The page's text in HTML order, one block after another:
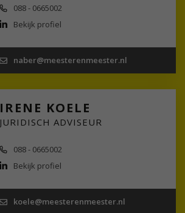
088 - 0665002
Bekijk profiel
naber@meesterenmeester.nl
IRENE KOELE
JURIDISCH ADVISEUR
088 - 0665002
Bekijk profiel
koele@meesterenmeester.nl